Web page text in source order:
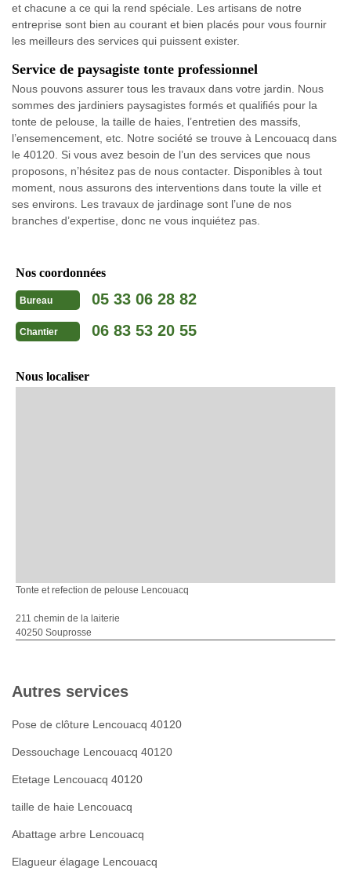
et chacune a ce qui la rend spéciale. Les artisans de notre
entreprise sont bien au courant et bien placés pour vous fournir
les meilleurs des services qui puissent exister.
Service de paysagiste tonte professionnel
Nous pouvons assurer tous les travaux dans votre jardin. Nous
sommes des jardiniers paysagistes formés et qualifiés pour la
tonte de pelouse, la taille de haies, l’entretien des massifs,
l’ensemencement, etc. Notre société se trouve à Lencouacq dans
le 40120. Si vous avez besoin de l’un des services que nous
proposons, n’hésitez pas de nous contacter. Disponibles à tout
moment, nous assurons des interventions dans toute la ville et
ses environs. Les travaux de jardinage sont l’une de nos
branches d’expertise, donc ne vous inquiétez pas.
Nos coordonnées
Bureau 05 33 06 28 82
Chantier 06 83 53 20 55
Nous localiser
Tonte et refection de pelouse Lencouacq
211 chemin de la laiterie
40250 Souprosse
Autres services
Pose de clôture Lencouacq 40120
Dessouchage Lencouacq 40120
Etetage Lencouacq 40120
taille de haie Lencouacq
Abattage arbre Lencouacq
Elagueur élagage Lencouacq